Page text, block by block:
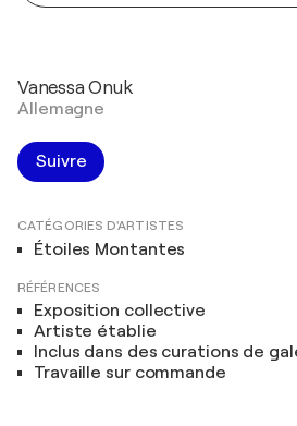
Vanessa Onuk
Allemagne
Suivre
CATÉGORIES D'ARTISTES
Étoiles Montantes
RÉFÉRENCES
Exposition collective
Artiste établie
Inclus dans des curations de
Travaille sur commande